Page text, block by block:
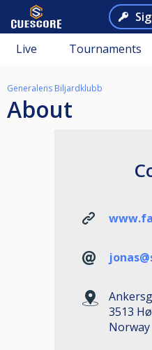
Live Tournaments
Generalens Biljardklubb
About
3513
Norway